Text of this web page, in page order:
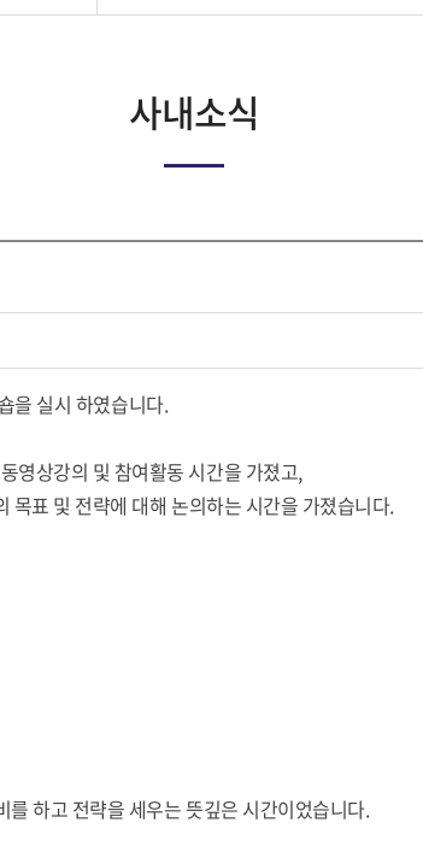
사내소식
을 실시 하였습니다.
영상강의 및 참여활동 시간을 가졌고,
표 및 전략에 대해 논의하는 시간을 가졌습니다.
하고 전략을 세우는 뜻깊은 시간이었습니다.